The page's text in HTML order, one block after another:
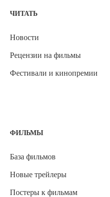
ЧИТАТЬ
Новости
Рецензии на фильмы
Фестивали и кинопремии
ФИЛЬМЫ
База фильмов
Новые трейлеры
Постеры к фильмам